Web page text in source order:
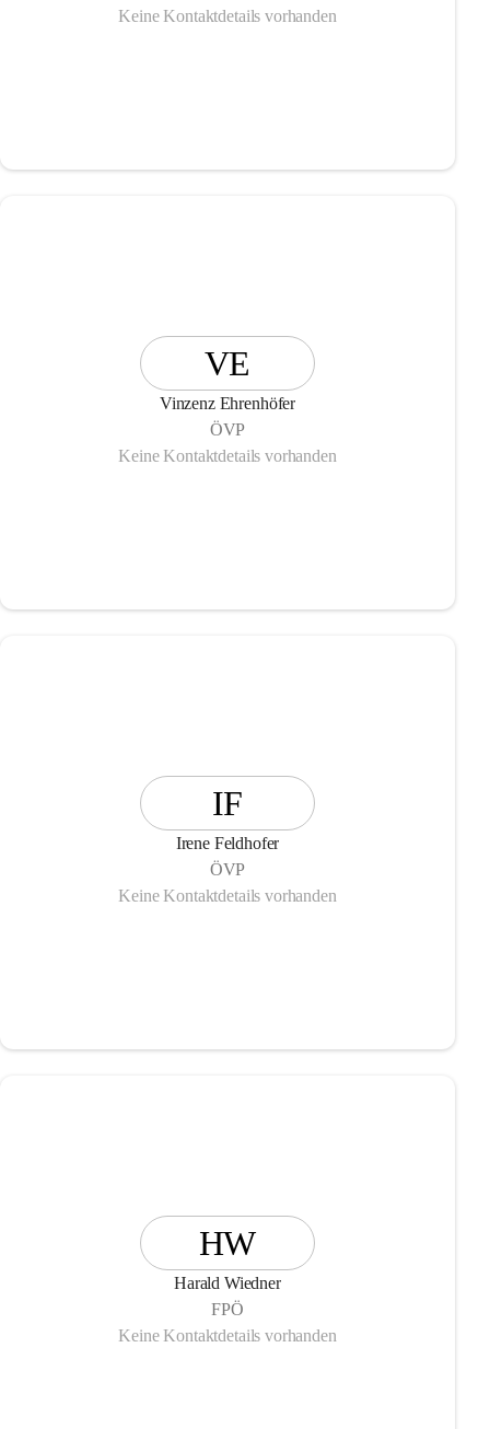
Keine Kontaktdetails vorhanden
VE
Vinzenz Ehrenhöfer
ÖVP
Keine Kontaktdetails vorhanden
IF
Irene Feldhofer
ÖVP
Keine Kontaktdetails vorhanden
HW
Harald Wiedner
FPÖ
Keine Kontaktdetails vorhanden